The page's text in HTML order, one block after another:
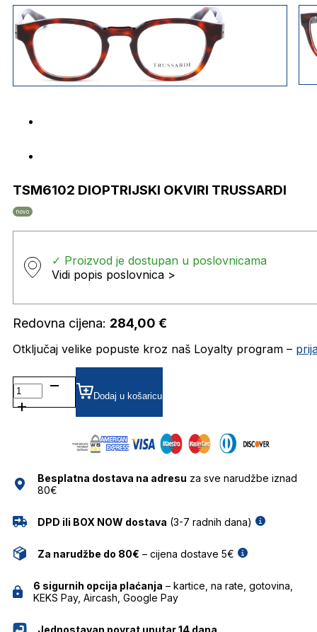
TSM6102 DIOPTRIJSKI OKVIRI TRUSSARDI
novo
✓ Proizvod je dostupan u poslovnicama
Vidi popis poslovnica >
Redovna cijena: 284,00 €
Otključaj velike popuste kroz naš Loyalty program –
TSM6102 DIOPTRIJSKI
OKVIRI
TRUSSARDI
Dodaj u košaricu
Besplatna dostava na adresu za sve narudžbe iznad
80€
DPD ili BOX NOW dostava (3-7 radnih dana)
Za narudžbe do 80€ – cijena dostave 5€
6 sigurnih opcija plaćanja – kartice, na rate, gotovina,
KEKS Pay, Aircash, Google Pay
Jednostavan povrat unutar 14 dana